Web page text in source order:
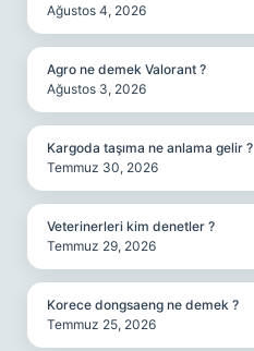
Ağustos 4, 2026
Agro ne demek Valorant ?
Ağustos 3, 2026
Kargoda taşıma ne anlama gelir ?
Temmuz 30, 2026
Veterinerleri kim denetler ?
Temmuz 29, 2026
Korece dongsaeng ne demek ?
Temmuz 25, 2026